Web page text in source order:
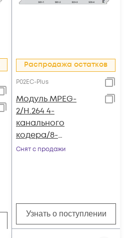
Распродажа остатков
P02EC-Plus
Модуль MPEG-
2/H.264 4-
канального
кодера/8-
канального
Снят с продажи
Узнать о поступлении